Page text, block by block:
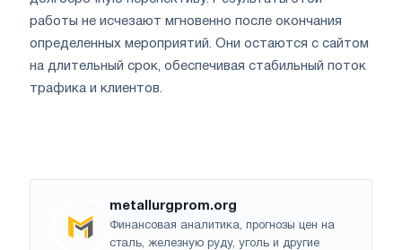
работы не исчезают мгновенно после окончания
определенных мероприятий. Они остаются с сайтом
на длительный срок, обеспечивая стабильный поток
трафика и клиентов.
metallurgprom.org
Финансовая аналитика, прогнозы цен на
сталь, железную руду, уголь и другие